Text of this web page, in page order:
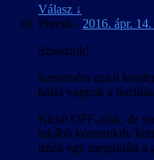
Válasz ↓
Phresh - 2016. ápr.
Sziasztok!
Szeretném azzal
hálás vagyok a
Kicsit OFF-olok, de
inkább konstruktív
írnék egy megoldást a